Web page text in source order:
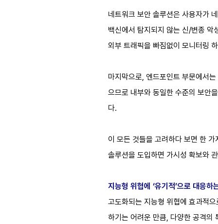
네트워크 보안 솔루션은 사용자가
백신에서 탐지되지 않는 신/변종 악
외부 트래픽을 빠짐없이 모니터링
마지막으로, 엔드포인트 부문에서
으므로 내부와 동일한 수준의 보안
다.
이 모든 것들을 고려하다 보면 한
솔루션을 도입하면 가시성 확보와
지능형 위협에 ‘유기적’으로 대응
고도화되는 지능형 위협에 효과적
하기는 어려운 만큼, 다양한 공격